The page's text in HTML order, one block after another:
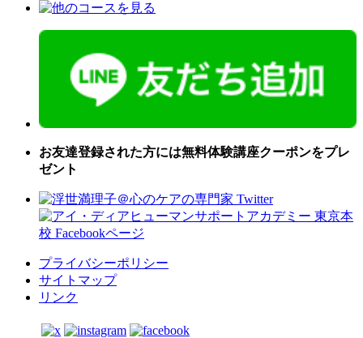
お友達登録された方には無料体験講座クーポンをプレ
ゼント
プライバシーポリシー
サイトマップ
リンク